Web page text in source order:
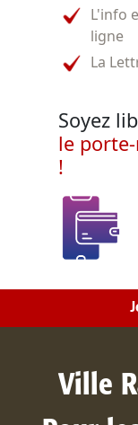
L'info
ligne
La
Soyez
le
!
Ville